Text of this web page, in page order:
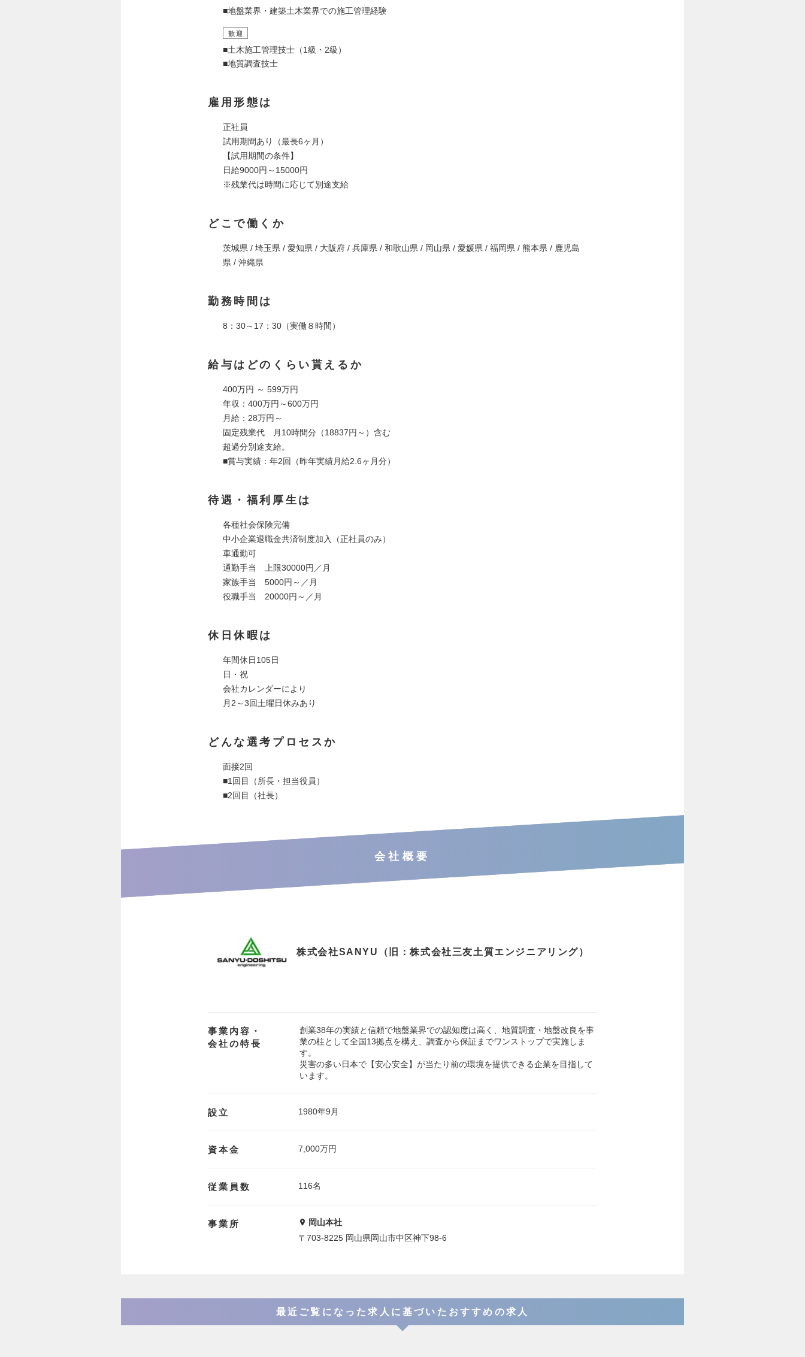
■地盤業界・建築土木業界での施工管理経験
歓迎
■土木施工管理技士（1級・2級）
■地質調査技士
雇用形態は
正社員
試用期間あり（最長6ヶ月）
【試用期間の条件】
日給9000円～15000円
※残業代は時間に応じて別途支給
どこで働くか
茨城県 / 埼玉県 / 愛知県 / 大阪府 / 兵庫県 / 和歌山県 / 岡山県 / 愛媛県 / 福岡県 / 熊本県 / 鹿児島
県 / 沖縄県
勤務時間は
8：30～17：30（実働８時間）
給与はどのくらい貰えるか
400万円 ～ 599万円
年収：400万円～600万円
月給：28万円～
固定残業代 月10時間分（18837円～）含む
超過分別途支給。
■賞与実績：年2回（昨年実績月給2.6ヶ月分）
待遇・福利厚生は
各種社会保険完備
中小企業退職金共済制度加入（正社員のみ）
車通勤可
通勤手当 上限30000円／月
家族手当 5000円～／月
役職手当 20000円～／月
休日休暇は
年間休日105日
日・祝
会社カレンダーにより
月2～3回土曜日休みあり
どんな選考プロセスか
面接2回
■1回目（所長・担当役員）
■2回目（社長）
会社概要
株式会社SANYU（旧：株式会社三友土質エンジニアリング）
事業内容・
会社の特長
創業38年の実績と信頼で地盤業界での認知度は高く、地質調査・地盤改良を事
業の柱として全国13拠点を構え、調査から保証までワンストップで実施しま
す。
災害の多い日本で【安心安全】が当たり前の環境を提供できる企業を目指して
います。
設立 1980年9月
資本金 7,000万円
従業員数 116名
事業所
岡山本社
〒703-8225 岡山県岡山市中区神下98-6
最近ご覧になった求人に基づいたおすすめの求人